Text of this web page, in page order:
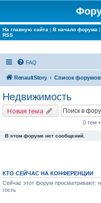
На главную сайта | В начало форума |
RSS
FAQ
RenaultStory Список форумов
Недвижимость
Новая тема
0 тем
В этом форуме нет сообщений.
КТО СЕЙЧАС НА КОНФЕРЕНЦИИ
Сейчас этот форум просматривают:
гость